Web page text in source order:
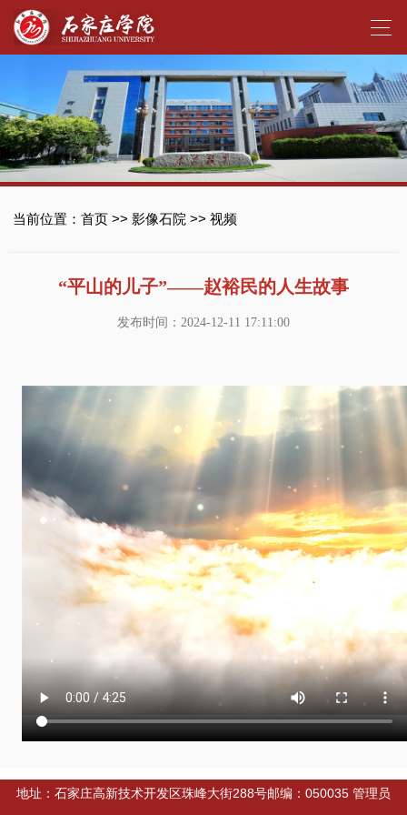
当前位置： 首页>> 影像石院 >> 视频
“平山的儿子”——赵裕民的人生故事
发布时间：2024-12-11 17:11:00
地址：石家庄高新技术开发区珠峰大街288号邮编：050035 管理员